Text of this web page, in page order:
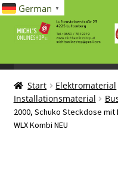
Navigation
Inhalt
SPIELWAREN/BAUSÄTZE
ELEKTRO
LÜFTUNG, HEIZUNG,
Start Elektromaterial
Installationsmaterial
2000, Schuko Steckdose mit
WLX Kombi NEU
German ▼